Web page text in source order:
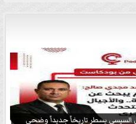
يسطر تاريخاً جديداً وضحى